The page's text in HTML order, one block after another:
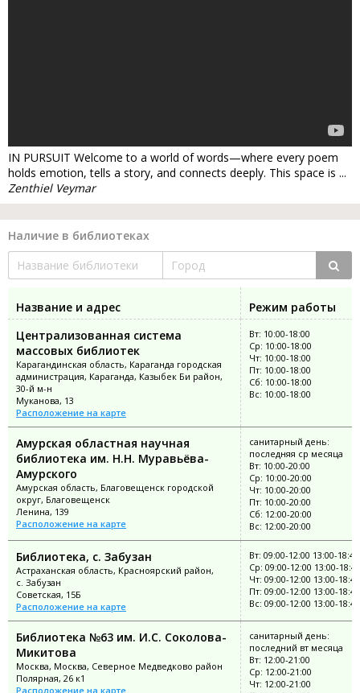
IN PURSUIT Welcome to a world of words—where every poem
holds emotion, tells a story, and connects deeply. This space is ...
Zenthiel Veymar
Наличие в библиотеках
Название и адрес
Режим работы
Централизованная система
массовых библиотек
Карагандинская область, Караганда городская
администрация, Караганда, Казыбек Би район,
30-й м-н
Муканова, 13
Расположение на карте
Вт: 10:00-18:00
Ср: 10:00-18:00
Чт: 10:00-18:00
Пт: 10:00-18:00
Сб: 10:00-18:00
Вс: 10:00-18:00
Амурская областная научная
библиотека им. Н.Н. Муравьёва-
Амурского
Амурская область, Благовещенск городской
округ, Благовещенск
Ленина, 139
Расположение на карте
санитарный день:
последняя ср месяца
Вт: 10:00-20:00
Ср: 10:00-20:00
Чт: 10:00-20:00
Пт: 10:00-20:00
Сб: 12:00-20:00
Вс: 12:00-20:00
Библиотека, с. Забузан
Астраханская область, Красноярский район,
с. Забузан
Советская, 15Б
Расположение на карте
Вт: 09:00-12:00 13:00-18:48
Ср: 09:00-12:00 13:00-18:48
Чт: 09:00-12:00 13:00-18:48
Пт: 09:00-12:00 13:00-18:48
Вс: 09:00-12:00 13:00-18:48
Библиотека №63 им. И.С. Соколова-
Микитова
Москва, Москва, Северное Медведково район
Полярная, 26 к1
Расположение на карте
санитарный день:
последний вт месяца
Вт: 12:00-21:00
Ср: 12:00-21:00
Чт: 12:00-21:00